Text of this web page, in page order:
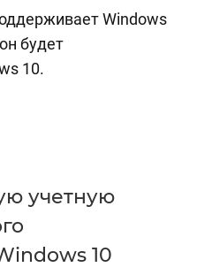
Windows
будет
10.
учетную
10